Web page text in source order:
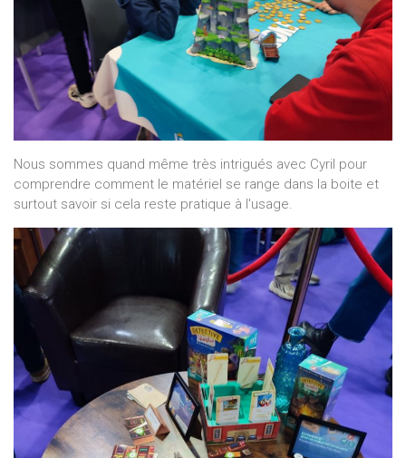
Nous sommes quand même très intrigués avec Cyril pour
comprendre comment le matériel se range dans la boite et
surtout savoir si cela reste pratique à l'usage.